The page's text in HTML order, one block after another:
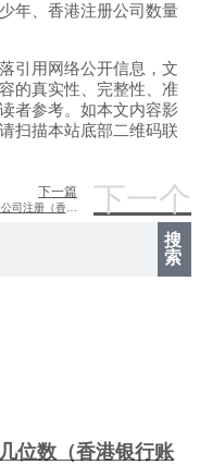
年、香港注册公司数量
引用网络公开信息，文
的真实性、完整性、准
者参考。如本文内容影
扫描本站底部二维码联
下一篇 下一个
搜
索
位数（香港银行账